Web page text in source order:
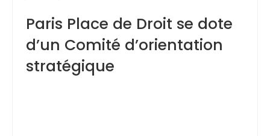
Paris Place de Droit se dote
d’un Comité d’orientation
stratégique